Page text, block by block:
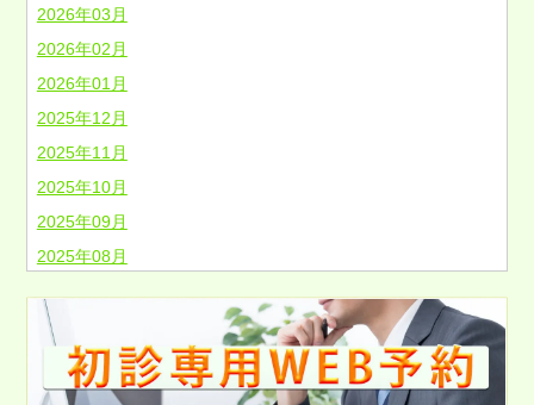
2026年03月
2026年02月
2026年01月
2025年12月
2025年11月
2025年10月
2025年09月
2025年08月
2025年06月
2025年05月
2025年04月